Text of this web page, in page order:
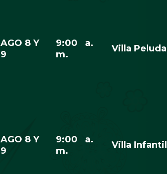
AGO 8 Y
9
9:00 a.
m.
Villa Peluda
AGO 8 Y
9
9:00 a.
m.
Villa Infantil